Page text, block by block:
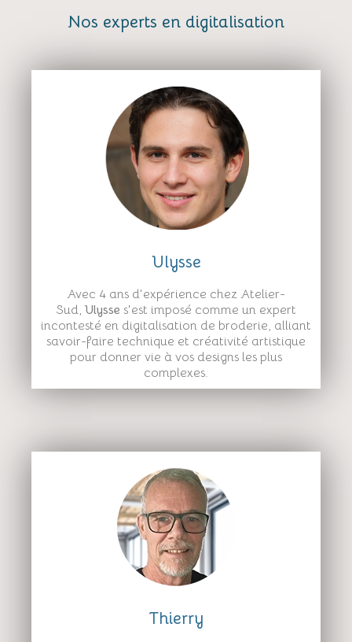
Nos experts en digitalisation
Ulysse
Avec 4 ans d'expérience chez Atelier-
Sud, Ulysse s'est imposé comme un expert
incontesté en digitalisation de broderie, alliant
savoir-faire technique et créativité artistique
pour donner vie à vos designs les plus
complexes.
Thierry